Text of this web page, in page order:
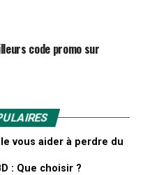
le système
est d’aider
bonne santé
externes et
bien-être. Le CBD
les récepteurs
le corps à
une bonne santé
physiques du
code promo sur
vous aider à perdre du
: Que choisir ?